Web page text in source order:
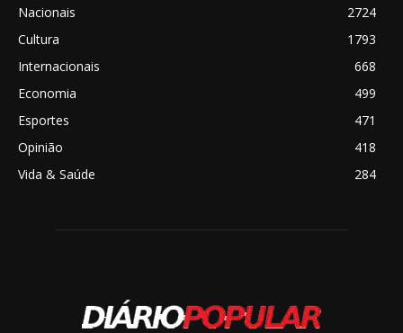
Nacionais
2724
Cultura
1793
Internacionais
668
Economia
499
Esportes
471
Opinião
418
Vida & Saúde
284